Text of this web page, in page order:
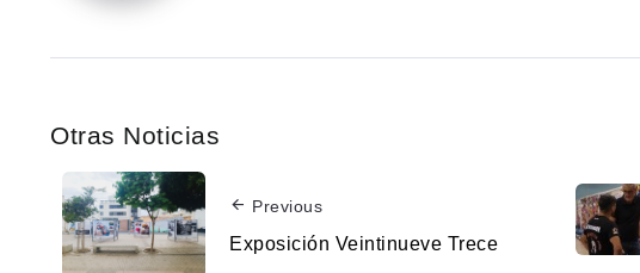
Otras Noticias
Previous
Exposición Veintinueve Trece